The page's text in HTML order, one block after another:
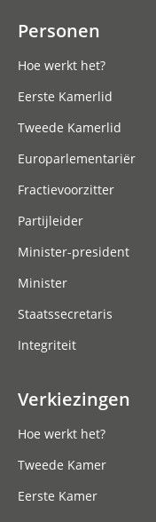
Personen
Hoe werkt het?
Eerste Kamerlid
Tweede Kamerlid
Europarlementariër
Fractievoorzitter
Partijleider
Minister-president
Minister
Staatssecretaris
Integriteit
Verkiezingen
Hoe werkt het?
Tweede Kamer
Eerste Kamer